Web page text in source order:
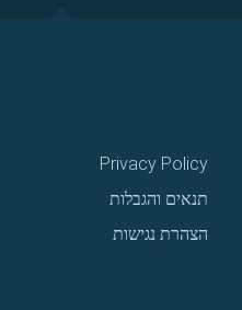
Privacy Policy
תנאים והגבלות
הצהרת נגישות